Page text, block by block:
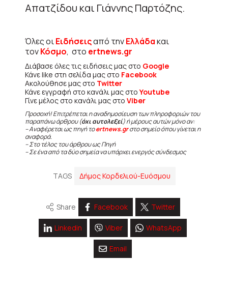
Απατζίδου και Γιάννης Παρτόζης.
Όλες οιΕιδήσειςαπό τηνΕλλάδακαι
τονΚόσμο, στο ertnews.gr
Διάβασε όλες τις ειδήσεις μας στο Google
Κάνε like στη σελίδα μας στο Facebook
Ακολούθησε μας στο Twitter
Κάνε εγγραφή στο κανάλι μας στοYoutube
Γίνε μέλος στο κανάλι μας στο Viber
Προσοχή! Επιτρέπεται η αναδημοσίευση των πληροφοριών του
παραπάνω άρθρου (όχι αυτολεξεί) ή μέρους αυτών μόνο αν:
– Αναφέρεται ως πηγή τοertnews.grστο σημείο όπου γίνεται η
αναφορά.
– Στο τέλος του άρθρου ως Πηγή
– Σε ένα από τα δύο σημεία να υπάρχει ενεργός σύνδεσμος
TAGS Δήμος Κορδελιού-Ευόσμου
Share Facebook Twitter
Linkedin Viber WhatsApp
Email